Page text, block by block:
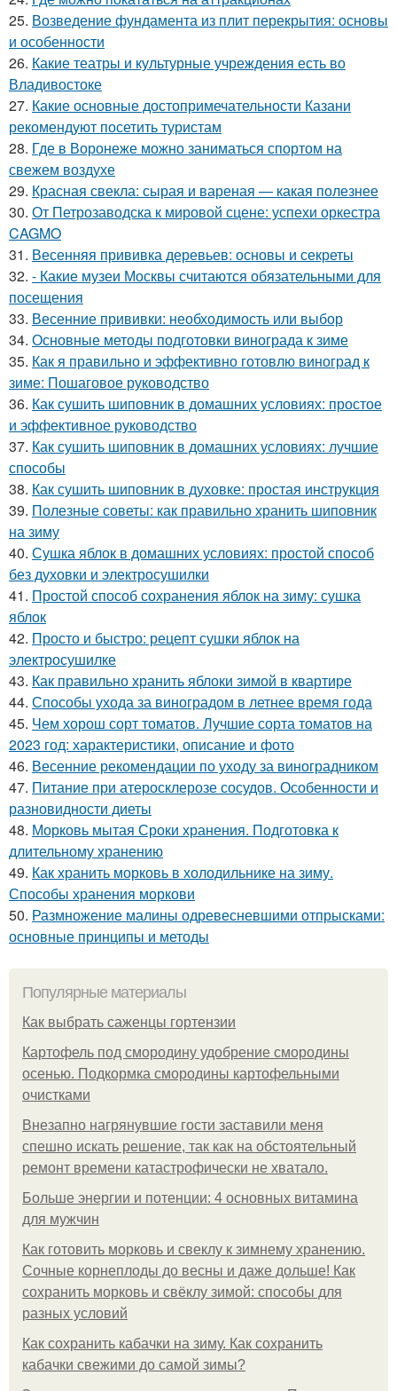
25. Возведение фундамента из плит перекрытия: основы
и особенности
26. Какие театры и культурные учреждения есть во
Владивостоке
27. Какие основные достопримечательности Казани
рекомендуют посетить туристам
28. Где в Воронеже можно заниматься спортом на
свежем воздухе
29. Красная свекла: сырая и вареная — какая полезнее
30. От Петрозаводска к мировой сцене: успехи оркестра
CAGMO
31. Весенняя прививка деревьев: основы и секреты
32. - Какие музеи Москвы считаются обязательными для
посещения
33. Весенние прививки: необходимость или выбор
34. Основные методы подготовки винограда к зиме
35. Как я правильно и эффективно готовлю виноград к
зиме: Пошаговое руководство
36. Как сушить шиповник в домашних условиях: простое
и эффективное руководство
37. Как сушить шиповник в домашних условиях: лучшие
способы
38. Как сушить шиповник в духовке: простая инструкция
39. Полезные советы: как правильно хранить шиповник
на зиму
40. Сушка яблок в домашних условиях: простой способ
без духовки и электросушилки
41. Простой способ сохранения яблок на зиму: сушка
яблок
42. Просто и быстро: рецепт сушки яблок на
электросушилке
43. Как правильно хранить яблоки зимой в квартире
44. Способы ухода за виноградом в летнее время года
45. Чем хорош сорт томатов. Лучшие сорта томатов на
2023 год: характеристики, описание и фото
46. Весенние рекомендации по уходу за виноградником
47. Питание при атеросклерозе сосудов. Особенности и
разновидности диеты
48. Морковь мытая Сроки хранения. Подготовка к
длительному хранению
49. Как хранить морковь в холодильнике на зиму.
Способы хранения моркови
50. Размножение малины одревесневшими отпрысками:
основные принципы и методы
Популярные материалы
Как выбрать саженцы гортензии
Картофель под смородину удобрение смородины
осенью. Подкормка смородины картофельными
очистками
Внезапно нагрянувшие гости заставили меня
спешно искать решение, так как на обстоятельный
ремонт времени катастрофически не хватало.
Больше энергии и потенции: 4 основных витамина
для мужчин
Как готовить морковь и свеклу к зимнему хранению.
Сочные корнеплоды до весны и даже дольше! Как
сохранить морковь и свёклу зимой: способы для
разных условий
Как сохранить кабачки на зиму. Как сохранить
кабачки свежими до самой зимы?